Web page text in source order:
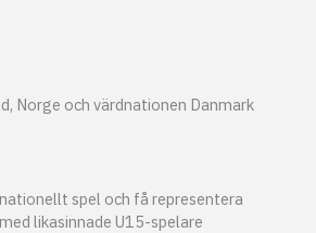
Norge och värdnationen Danmark
spel och få representera
likasinnade U15-spelare